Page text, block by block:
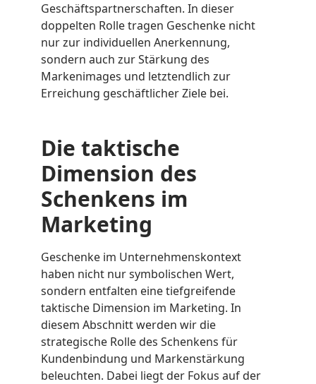
Geschäftspartnerschaften. In dieser
doppelten Rolle tragen Geschenke nicht
nur zur individuellen Anerkennung,
sondern auch zur Stärkung des
Markenimages und letztendlich zur
Erreichung geschäftlicher Ziele bei.
Die taktische
Dimension des
Schenkens im
Marketing
Geschenke im Unternehmenskontext
haben nicht nur symbolischen Wert,
sondern entfalten eine tiefgreifende
taktische Dimension im Marketing. In
diesem Abschnitt werden wir die
strategische Rolle des Schenkens für
Kundenbindung und Markenstärkung
beleuchten. Dabei liegt der Fokus auf der